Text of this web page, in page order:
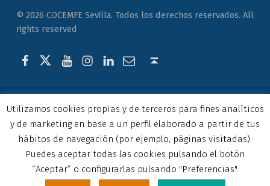
© 2026 COCEMFE Sevilla. Todos los derechos reservados. All
rights reserved
COCEMFE Sevilla en Facebook
COCEMFE Sevilla en TwitterCOCEMFE Sevilla en YoutubeCOCEMFE Sevilla en Instagram
COCEMFE Sevilla en Linkedin
Utilizamos cookies propias y de terceros para fines analíticos
y de marketing en base a un perfil elaborado a partir de tus
hábitos de navegación (por ejemplo, páginas visitadas).
Puedes aceptar todas las cookies pulsando el botón
“Aceptar” o configurarlas pulsando "Preferencias".